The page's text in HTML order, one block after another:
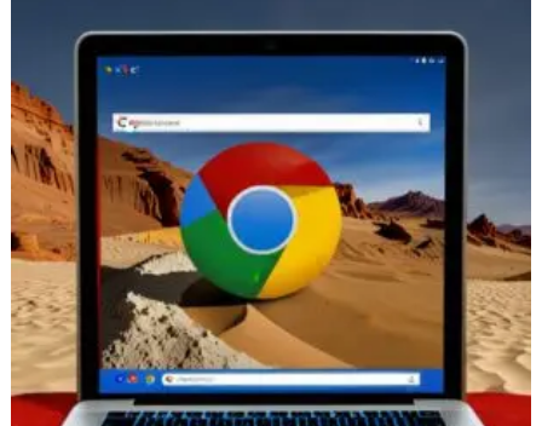
un’Estensione
Chrome
Malvagia
Rompe
Il
Sandbox
Browser
E
Infetta